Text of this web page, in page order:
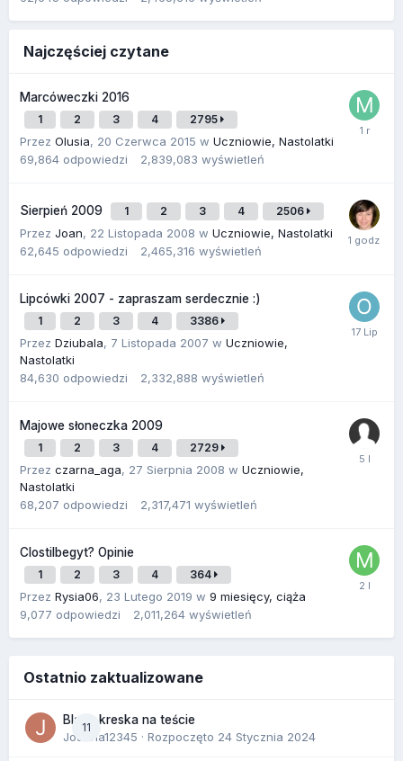
Najczęściej czytane
Marcóweczki 2016
1 2 3 4 2795
Przez Olusia, 20 Czerwca 2015 w Uczniowie, Nastolatki
69,864 odpowiedzi 2,839,083 wyświetleń
Sierpień 2009 1 2 3 4 2506
Przez Joan, 22 Listopada 2008 w Uczniowie, Nastolatki
62,645 odpowiedzi 2,465,316 wyświetleń
Lipcówki 2007 - zapraszam serdecznie :)
1 2 3 4 3386
Przez Dziubala, 7 Listopada 2007 w Uczniowie,
Nastolatki
84,630 odpowiedzi 2,332,888 wyświetleń
Majowe słoneczka 2009
1 2 3 4 2729
Przez czarna_aga, 27 Sierpnia 2008 w Uczniowie,
Nastolatki
68,207 odpowiedzi 2,317,471 wyświetleń
Clostilbegyt? Opinie
1 2 3 4 364
Przez Rysia06, 23 Lutego 2019 w 9 miesięcy, ciąża
9,077 odpowiedzi 2,011,264 wyświetleń
Ostatnio zaktualizowane
11
Blada kreska na teście
Joanna12345 · Rozpoczęto 24 Stycznia 2024